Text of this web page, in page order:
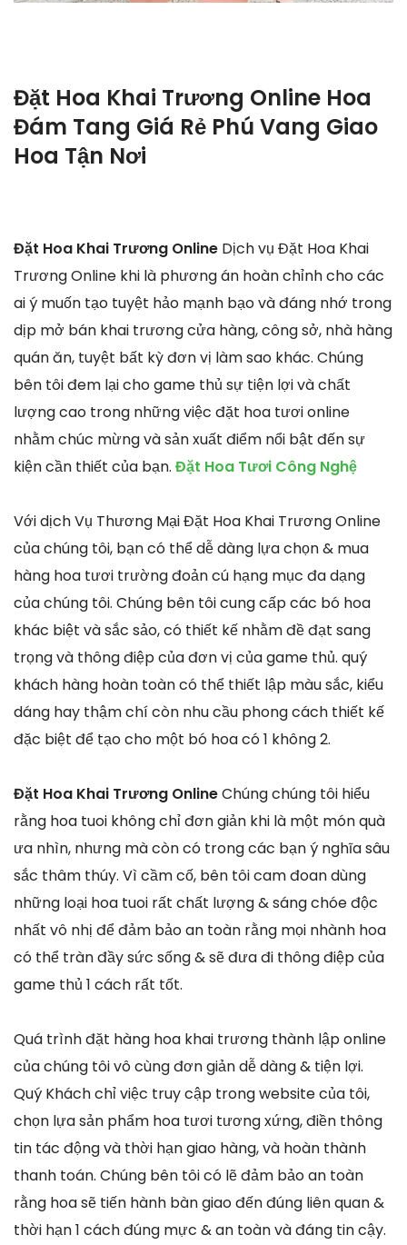
Đặt Hoa Khai Trương Online Hoa
Đám Tang Giá Rẻ Phú Vang Giao
Hoa Tận Nơi
Đặt Hoa Khai Trương Online Dịch vụ Đặt Hoa Khai
Trương Online khi là phương án hoàn chỉnh cho các
ai ý muốn tạo tuyệt hảo mạnh bạo và đáng nhớ trong
dịp mở bán khai trương cửa hàng, công sở, nhà hàng
quán ăn, tuyệt bất kỳ đơn vị làm sao khác. Chúng
bên tôi đem lại cho game thủ sự tiện lợi và chất
lượng cao trong những việc đặt hoa tươi online
nhằm chúc mừng và sản xuất điểm nổi bật đến sự
kiện cần thiết của bạn. Đặt Hoa Tươi Công Nghệ
Với dịch Vụ Thương Mại Đặt Hoa Khai Trương Online
của chúng tôi, bạn có thể dễ dàng lựa chọn & mua
hàng hoa tươi trường đoản cú hạng mục đa dạng
của chúng tôi. Chúng bên tôi cung cấp các bó hoa
khác biệt và sắc sảo, có thiết kế nhằm đề đạt sang
trọng và thông điệp của đơn vị của game thủ. quý
khách hàng hoàn toàn có thể thiết lập màu sắc, kiểu
dáng hay thậm chí còn nhu cầu phong cách thiết kế
đặc biệt để tạo cho một bó hoa có 1 không 2.
Đặt Hoa Khai Trương OnlineChúng chúng tôi hiểu
rằng hoa tuoi không chỉ đơn giản khi là một món quà
ưa nhìn, nhưng mà còn có trong các bạn ý nghĩa sâu
sắc thâm thúy. Vì cầm cố, bên tôi cam đoan dùng
những loại hoa tuoi rất chất lượng & sáng chóe độc
nhất vô nhị để đảm bảo an toàn rằng mọi nhành hoa
có thể tràn đầy sức sống & sẽ đưa đi thông điệp của
game thủ 1 cách rất tốt.
Quá trình đặt hàng hoa khai trương thành lập online
của chúng tôi vô cùng đơn giản dễ dàng & tiện lợi.
Quý Khách chỉ việc truy cập trong website của tôi,
chọn lựa sản phẩm hoa tươi tương xứng, điền thông
tin tác động và thời hạn giao hàng, và hoàn thành
thanh toán. Chúng bên tôi có lẽ đảm bảo an toàn
rằng hoa sẽ tiến hành bàn giao đến đúng liên quan &
thời hạn 1 cách đúng mực & an toàn và đáng tin cậy.